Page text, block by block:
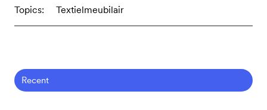
Topics: Textielmeubilair
Recent